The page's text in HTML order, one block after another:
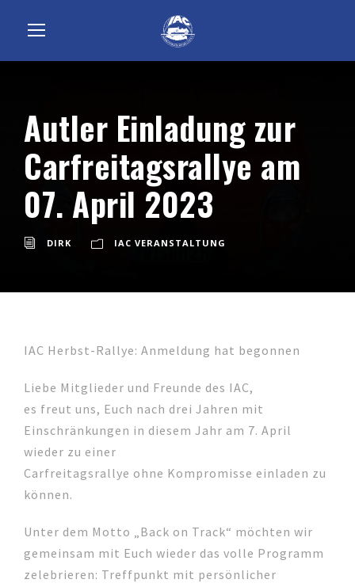
Autler Einladung zur
Carfreitagsrallye am
07. April 2023
DIRK IAC VERANSTALTUNG
IAC Herbst-Rallye: Anmeldung hat begonnen
Liebe Mitglieder und Freunde des IAC,
es freut uns, Euch nach drei Jahren mit
Einschränkungen in diesem Jahr am 7. April
wieder zu einer
Carfreitagsrallye ohne Kompromisse einladen zu
können.
Unter dem Motto „Back on Track“ möchten wir
gemeinsam mit Euch wieder das volle Programm
zelebrieren: Treffpunkt mit persönlicher